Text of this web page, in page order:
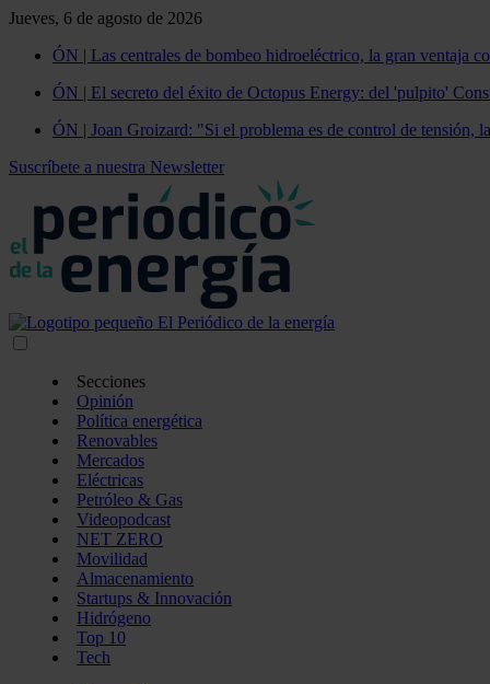
Jueves, 6 de agosto de 2026
ÓN | Las centrales de bombeo hidroeléctrico, la gran ventaja
ÓN | El secreto del éxito de Octopus Energy: del 'pulpito'
ÓN | Joan Groizard: "Si el problema es de control de tensión,
Suscríbete a nuestra Newsletter
Secciones
Opinión
Política energética
Renovables
Mercados
Eléctricas
Petróleo & Gas
Videopodcast
NET ZERO
Movilidad
Almacenamiento
Startups & Innovación
Hidrógeno
Top 10
Tech